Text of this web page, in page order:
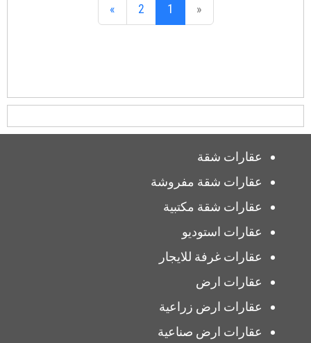
«
1
2
»
عقارات شقة
عقارات شقة مفروشة
عقارات شقة مكتبية
عقارات استوديو
عقارات غرفة للايجار
عقارات ارض
عقارات ارض زراعية
عقارات ارض صناعية